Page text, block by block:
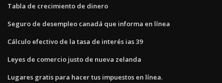
Tabla de crecimiento de dinero
Seguro de desempleo canadá que informa en línea
Cálculo efectivo de la tasa de interés ias 39
Leyes de comercio justo de nueva zelanda
Lugares gratis para hacer tus impuestos en línea.